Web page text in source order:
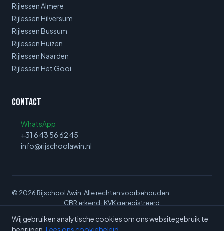
Rijlessen Almere
Rijlessen Hilversum
Rijlessen Bussum
Rijlessen Huizen
Rijlessen Naarden
Rijlessen Het Gooi
Contact
WhatsApp
+31 6 43 56 62 45
info@rijschoolawin.nl
© 2026 Rijschool Awin. Alle rechten voorbehouden.
CBR erkend · KVK geregistreerd
Wij gebruiken analytische cookies om ons websitegebruik te